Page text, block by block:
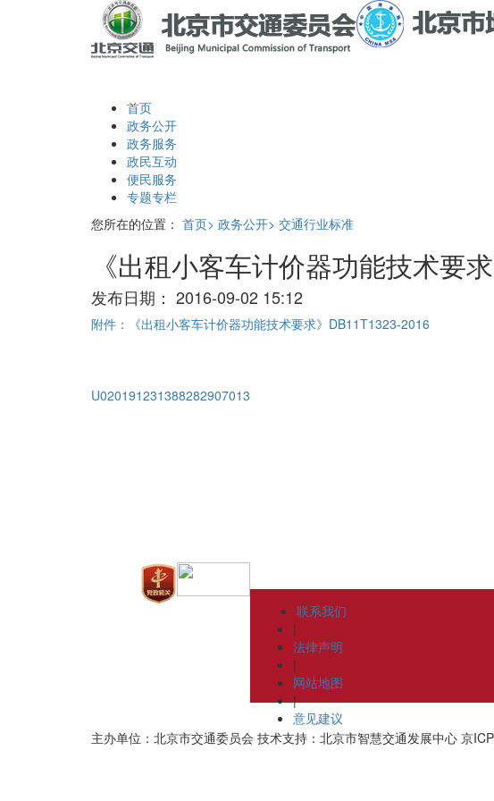
首页
政务公开
政务服务
政民互动
便民服务
专题专栏
您所在的位置： 首页> 政务公开> 交通行业标准
《出租小客车计价器功能技术要
发布日期： 2016-09-02 15:12
附件：《出租小客车计价器功能技术要求》DB11T1323-2016
U020191231388282907013
联系我们
|
法律声明
|
网站地图
|
意见建议
主办单位：北京市交通委员会 技术支持：北京市智慧交通发展中心 京